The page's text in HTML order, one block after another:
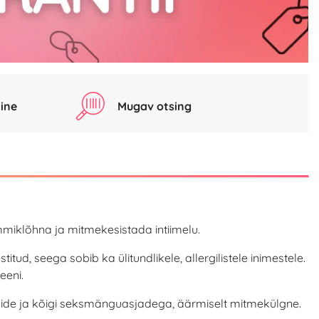
Mugav otsing
ja mitmekesistada intiimelu.
seega sobib ka ülitundlikele, allergilistele inimestele.
ja kõigi seksmänguasjadega, äärmiselt mitmekülgne.